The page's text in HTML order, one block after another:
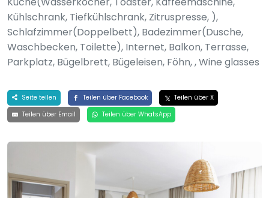
Kühlschrank, Tiefkühlschrank, Zitruspresse, ),
Schlafzimmer(Doppelbett), Badezimmer(Dusche,
Waschbecken, Toilette), Internet, Balkon, Terrasse,
Parkplatz, Bügelbrett, Bügeleisen, Föhn, , Wine glasses
Seite teilen Teilen über Facebook
Teilen über X
Teilen über Email
Teilen über WhatsApp